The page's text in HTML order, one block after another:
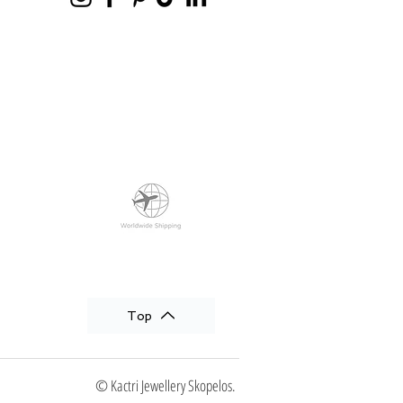
Top
© Kactri Jewellery Skopelos.